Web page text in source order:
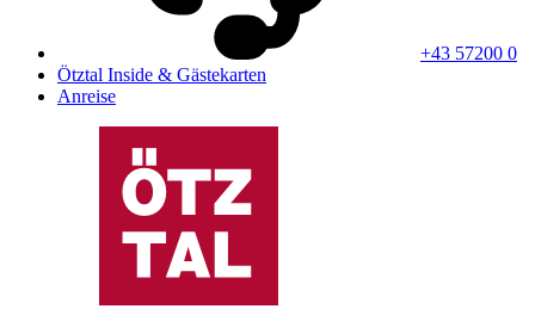
+43 57200 0
Ötztal Inside & Gästekarten
Anreise